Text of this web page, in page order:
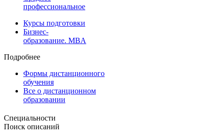
профессиональное
Курсы подготовки
Бизнес-
образование. MBA
Подробнее
Формы дистанционного
обучения
Все о дистанционном
образовании
Специальности
Поиск описаний